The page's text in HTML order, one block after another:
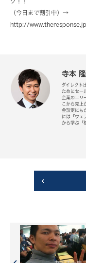
（今日まで割引中）→
http://
寺本
ダイレクト
ためにセー
企業のエリ
こから売上
金設定にも
には『ウェ
から学ぶ「